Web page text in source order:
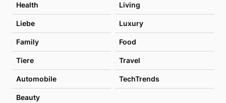
Health Living
Liebe Luxury
Family Food
Tiere Travel
Automobile TechTrends
Beauty